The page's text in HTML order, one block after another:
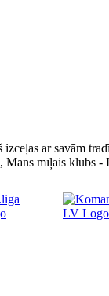
ar savām
Mans mīļais klubs